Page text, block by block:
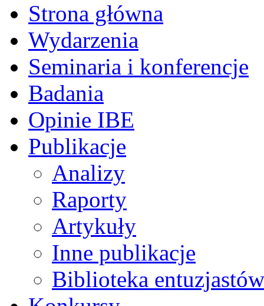
Strona główna
Wydarzenia
Seminaria i konferencje
Badania
Opinie IBE
Publikacje
Analizy
Raporty
Artykuły
Inne publikacje
Biblioteka